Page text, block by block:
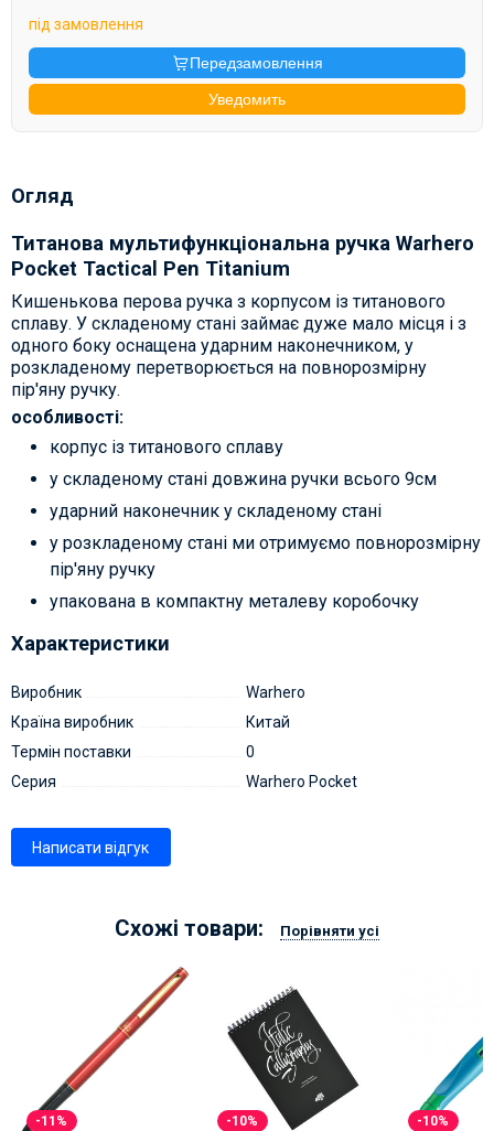
під замовлення
Передзамовлення
Уведомить
Огляд
Титанова мультифункціональна ручка Warhero
Pocket Tactical Pen Titanium
Кишенькова перова ручка з корпусом із титанового
сплаву. У складеному стані займає дуже мало місця і з
одного боку оснащена ударним наконечником, у
розкладеному перетворюється на повнорозмірну
пір'яну ручку.
особливості:
корпус із титанового сплаву
у складеному стані довжина ручки всього 9см
ударний наконечник у складеному стані
у розкладеному стані ми отримуємо повнорозмірну
пір'яну ручку
упакована в компактну металеву коробочку
Характеристики
Виробник
Warhero
Країна виробник
Китай
Термін поставки
0
Серия
Warhero Pocket
Написати відгук
Схожі товари: Порівняти усі
-11% -10% -10%